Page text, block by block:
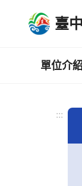
臺
單位介
:::